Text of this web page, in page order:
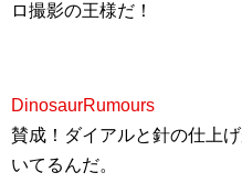
ロ撮影の王様だ！
DinosaurRumours
賛成！ダイアルと針の仕上
いてるんだ。